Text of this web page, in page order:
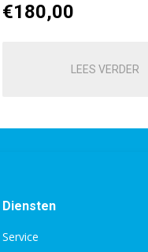
€180,00
LEES VERDER
Diensten
Service